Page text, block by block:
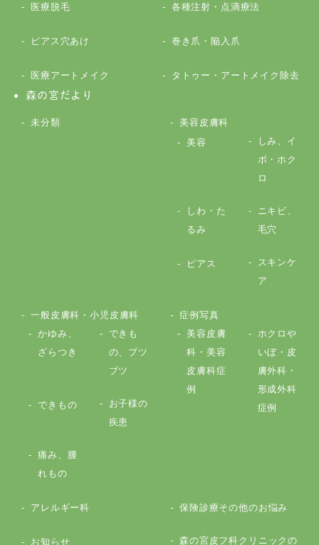
医療脱毛 各種注射・点滴療法
ピアス穴あけ 巻き爪・陥入爪
医療アートメイク
タトゥー・アートメイク除去
森の宮だより
未分類
美容皮膚科
美容
しみ、イ
ボ・ホク
ロ
しわ・た
るみ
ニキビ、
毛穴
ピアス
スキンケ
ア
一般皮膚科・小児皮膚科
かゆみ、
ざらつき
できも
の、ブツ
ブツ
できもの
お子様の
疾患
痛み、腫
れもの
症例写真
美容皮膚
科・美容
皮膚科症
例
ホクロや
いぼ・皮
膚外科・
形成外科
症例
アレルギー科 保険診療その他のお悩み
お知らせ 森の宮皮フ科クリニックの